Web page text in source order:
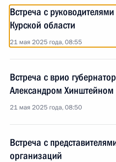
Встреча с
Курской области
21 мая 2025 года, 08:55
Встреча с врио
Александром Хинштейном
21 мая 2025 года, 08:50
Встреча с
организаций